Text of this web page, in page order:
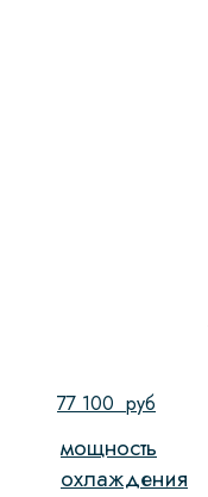
77 100 руб
мощность
охлаждения